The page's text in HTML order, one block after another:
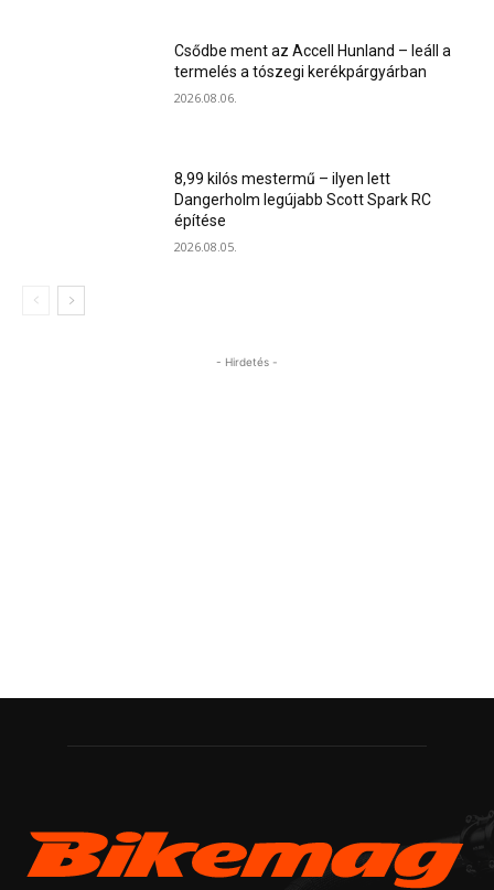
Csődbe ment az Accell Hunland – leáll a
termelés a tószegi kerékpárgyárban
2026.08.06.
8,99 kilós mestermű – ilyen lett
Dangerholm legújabb Scott Spark RC
építése
2026.08.05.
- Hirdetés -